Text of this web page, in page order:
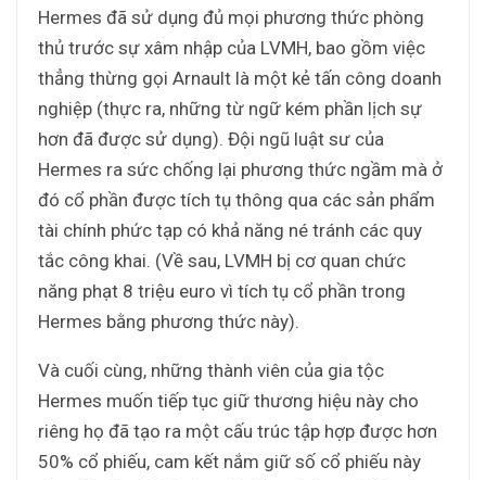
Hermes đã sử dụng đủ mọi phương thức phòng
thủ trước sự xâm nhập của LVMH, bao gồm việc
thẳng thừng gọi Arnault là một kẻ tấn công doanh
nghiệp (thực ra, những từ ngữ kém phần lịch sự
hơn đã được sử dụng). Đội ngũ luật sư của
Hermes ra sức chống lại phương thức ngầm mà ở
đó cổ phần được tích tụ thông qua các sản phẩm
tài chính phức tạp có khả năng né tránh các quy
tắc công khai. (Về sau, LVMH bị cơ quan chức
năng phạt 8 triệu euro vì tích tụ cổ phần trong
Hermes bằng phương thức này).
Và cuối cùng, những thành viên của gia tộc
Hermes muốn tiếp tục giữ thương hiệu này cho
riêng họ đã tạo ra một cấu trúc tập hợp được hơn
50% cổ phiếu, cam kết nắm giữ số cổ phiếu này